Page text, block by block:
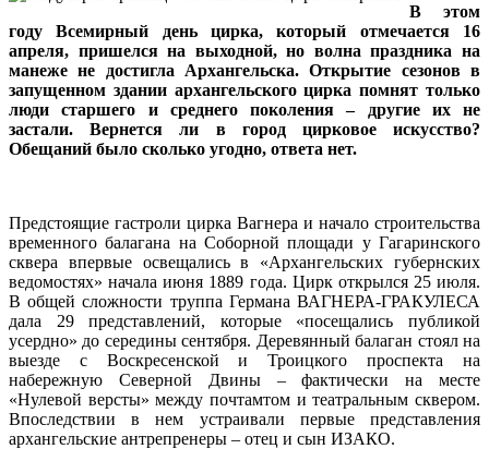
В этом
году Всемирный день цирка, который отмечается 16
апреля, пришелся на выходной, но волна праздника на
манеже не достигла Архангельска. Открытие сезонов в
запущенном здании архангельского цирка помнят только
люди старшего и среднего поколения – другие их не
застали. Вернется ли в город цирковое искусство?
Обещаний было сколько угодно, ответа нет.
Предстоящие гастроли цирка Вагнера и начало строительства
временного балагана на Соборной площади у Гагаринского
сквера впервые освещались в «Архангельских губернских
ведомостях» начала июня 1889 года. Цирк открылся 25 июля.
В общей сложности труппа Германа ВАГНЕРА-ГРАКУЛЕСА
дала 29 представлений, которые «посещались публикой
усердно» до середины сентября. Деревянный балаган стоял на
выезде с Воскресенской и Троицкого проспекта на
набережную Северной Двины – фактически на месте
«Нулевой версты» между почтамтом и театральным сквером.
Впоследствии в нем устраивали первые представления
архангельские антрепренеры – отец и сын ИЗАКО.